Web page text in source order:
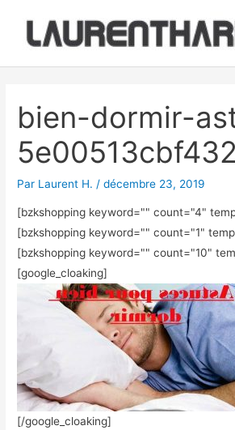
contenu
bien-dormir-
5e00513cbf432
Par Laurent H. /décembre 23, 2019
[bzkshopping keyword="" count="4"
[bzkshopping keyword="" count="1"
[bzkshopping keyword="" count="10"
[google_cloaking]
[/google_cloaking]
articles